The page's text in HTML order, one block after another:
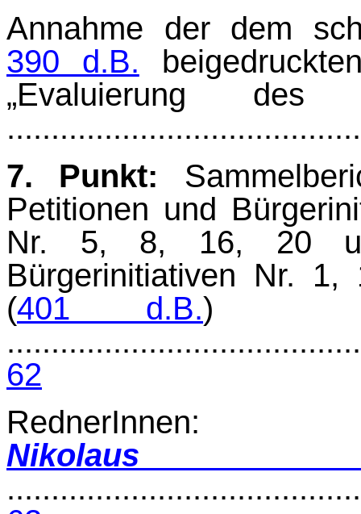
Annahme der dem
390 d.B.
„Evaluierung des
7. Punkt:
Petitionen und
Nr. 5, 8, 16, 20
Bürgerinitiativen Nr.
(401 d.B.
62
RednerInnen: